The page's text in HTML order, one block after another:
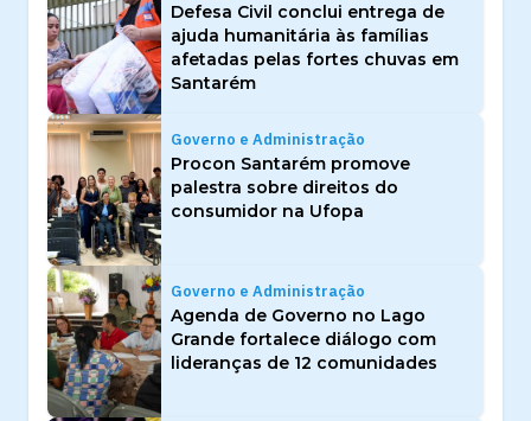
Defesa Civil conclui entrega de
ajuda humanitária às famílias
afetadas pelas fortes chuvas em
Santarém
Governo e Administração
Procon Santarém promove
palestra sobre direitos do
consumidor na Ufopa
Governo e Administração
Agenda de Governo no Lago
Grande fortalece diálogo com
lideranças de 12 comunidades